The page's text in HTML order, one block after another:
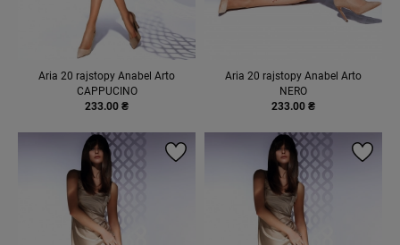
Aria 20 rajstopy Anabel Arto
CAPPUCINO
233.00 ₴
Aria 20 rajstopy Anabel Arto
NERO
233.00 ₴